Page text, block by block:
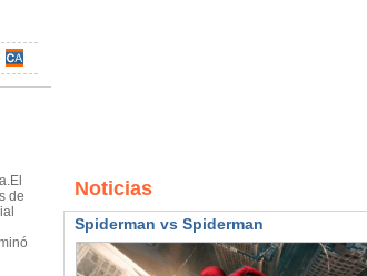
de
Noticias
Spiderman vs Spiderman